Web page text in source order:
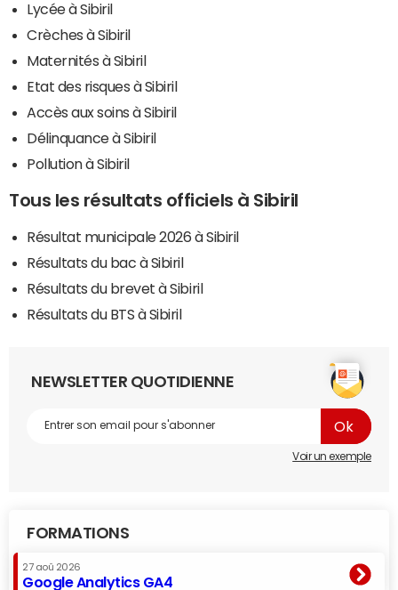
Lycée à Sibiril
Crèches à Sibiril
Maternités à Sibiril
Etat des risques à Sibiril
Accès aux soins à Sibiril
Délinquance à Sibiril
Pollution à Sibiril
Tous les résultats officiels à Sibiril
Résultat municipale 2026 à Sibiril
Résultats du bac à Sibiril
Résultats du brevet à Sibiril
Résultats du BTS à Sibiril
NEWSLETTER QUOTIDIENNE
Voir un exemple
FORMATIONS
27 aoû 2026
Google Analytics GA4